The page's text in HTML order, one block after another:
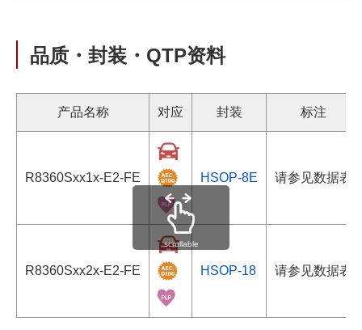
品质・封装・QTP资料
产品名称 对应 封装 标注
R8360Sxx1x-E2-FE HSOP-8E 请参见数据表
R8360Sxx2x-E2-FE HSOP-18 请参见数据表
scrollable